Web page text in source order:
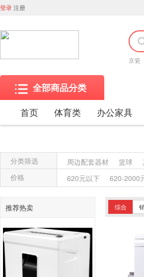
登录注册
京瓷
全部商品分类
首页
体育类 办公家具
分类筛选 周边配套器材 篮球
木质架类
其他柜类
塑料沙发类
竹制、藤
塑料椅凳
其他台、桌类
藤台、
钢台、桌类
木制床类
轻金属床类
办公套件
镜头及器材
价格 620元以下 620-2000
推荐热卖 综合